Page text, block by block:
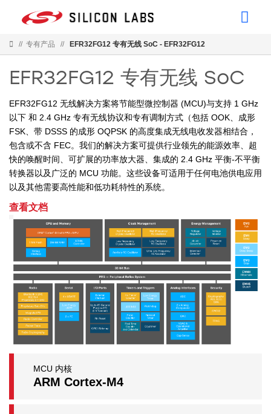
// 专有产品 // EFR32FG12 专有无线 SoC - EFR32FG12
EFR32FG12 专有无线 SoC
EFR32FG12 无线解决方案将节能型微控制器 (MCU)与支持 1 GHz
以下 和 2.4 GHz 专有无线协议和专有调制方式（包括 OOK、成形
FSK、带 DSSS 的成形 OQPSK 的高度集成无线电收发器相结合，
包含或不含 FEC。我们的解决方案可提供行业领先的能源效率、超
快的唤醒时间、可扩展的功率放大器、集成的 2.4 GHz 平衡-不平衡
转换器以及广泛的 MCU 功能。这些设备可适用于任何电池供电应用
以及其他需要高性能和低功耗特性的系统。
查看文档
MCU 内核
ARM Cortex-M4